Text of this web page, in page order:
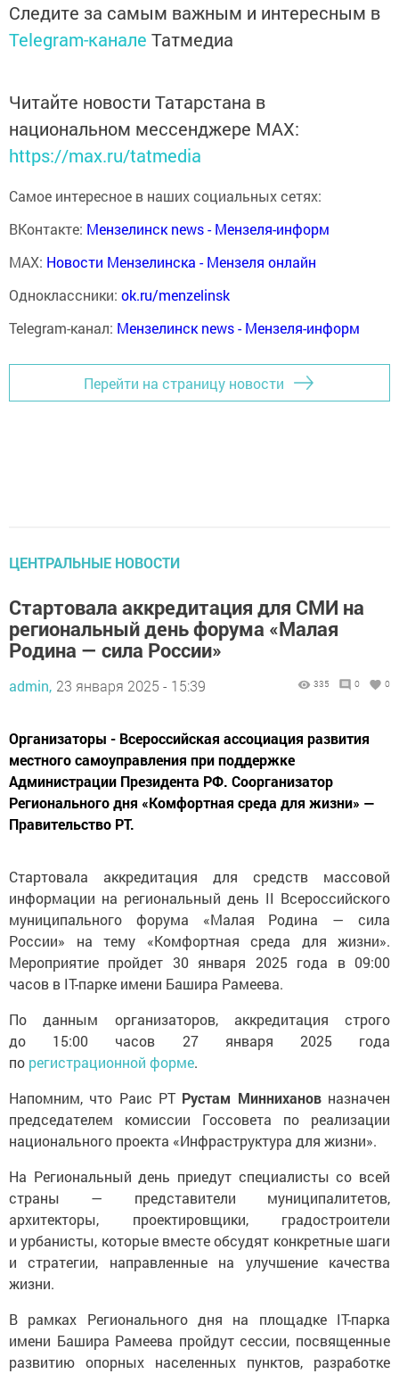
Следите за самым важным и интересным в
Telegram-канале Татмедиа
Читайте новости Татарстана в
национальном мессенджере MАХ:
https://max.ru/tatmedia
Самое интересное в наших социальных сетях:
ВКонтакте: Мензелинск news - Мензеля-информ
MAX: Новости Мензелинска - Мензеля онлайн
Одноклассники: ok.ru/menzelinsk
Telegram-канал: Мензелинск news - Мензеля-информ
Перейти на страницу новости
ЦЕНТРАЛЬНЫЕ НОВОСТИ
Стартовала аккредитация для СМИ на
региональный день форума «Малая
Родина — сила России»
admin, 23 января 2025 - 15:39 335 0 0
Организаторы - Всероссийская ассоциация развития
местного самоуправления при поддержке
Администрации Президента РФ. Соорганизатор
Регионального дня «Комфортная среда для жизни» —
Правительство РТ.
Стартовала аккредитация для средств массовой
информации на региональный день II Всероссийского
муниципального форума «Малая Родина — сила
России» на тему «Комфортная среда для жизни».
Мероприятие пройдет 30 января 2025 года в 09:00
часов в IT-парке имени Башира Рамеева.
По данным организаторов, аккредитация строго
до 15:00 часов 27 января 2025 года
по регистрационной форме.
Напомним, что Раис РТ Рустам Миннихановназначен
председателем комиссии Госсовета по реализации
национального проекта «Инфраструктура для жизни».
На Региональный день приедут специалисты со всей
страны — представители муниципалитетов,
архитекторы, проектировщики, градостроители
и урбанисты, которые вместе обсудят конкретные шаги
и стратегии, направленные на улучшение качества
жизни.
В рамках Регионального дня на площадке IT-парка
имени Башира Рамеева пройдут сессии, посвященные
развитию опорных населенных пунктов, разработке